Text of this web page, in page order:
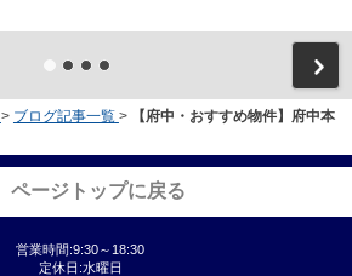
> ブログ記事一覧 >
【府中・おすすめ物件】府中本
ページトップに戻る
営業時間:9:30～18:30
定休日:水曜日